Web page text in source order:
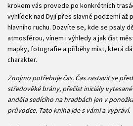
krokem vás provede po konkrétních
vyhlídek nad Dyjí přes slavné podzemí až
hlavního ruchu. Dozvíte se, kde se psaly
atmosférou, vínem i výhledy a jak číst
mapky, fotografie a příběhy míst, která
charakter.
Znojmo potřebuje čas. Čas zastavit se
středověké brány, přečíst iniciály
anděla sedícího na hradbách jen v
průvodce. Tato kniha jde s vámi a vypráví.